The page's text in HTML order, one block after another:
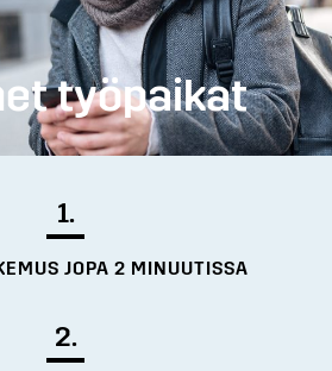
työpaikat
1.
JOPA 2 MINUUTISSA
2.